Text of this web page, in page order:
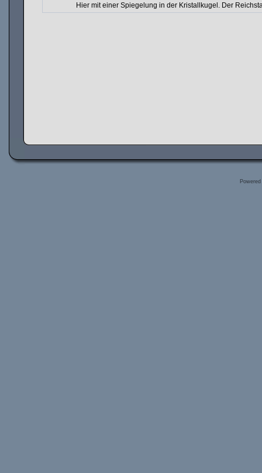
Hier mit einer Spiegelung in der Kristallkugel. Der